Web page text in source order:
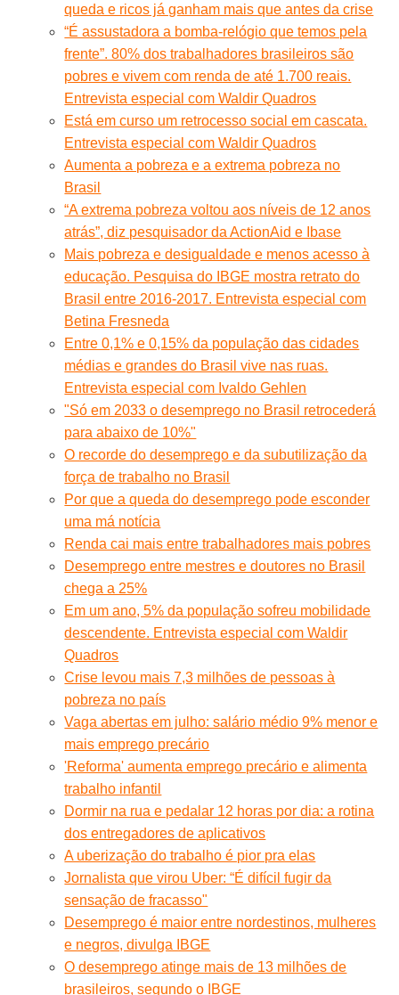
queda e ricos já ganham mais que antes da crise
“É assustadora a bomba-relógio que temos pela
frente”. 80% dos trabalhadores brasileiros são
pobres e vivem com renda de até 1.700 reais.
Entrevista especial com Waldir Quadros
Está em curso um retrocesso social em cascata.
Entrevista especial com Waldir Quadros
Aumenta a pobreza e a extrema pobreza no
Brasil
“A extrema pobreza voltou aos níveis de 12 anos
atrás”, diz pesquisador da ActionAid e Ibase
Mais pobreza e desigualdade e menos acesso à
educação. Pesquisa do IBGE mostra retrato do
Brasil entre 2016-2017. Entrevista especial com
Betina Fresneda
Entre 0,1% e 0,15% da população das cidades
médias e grandes do Brasil vive nas ruas.
Entrevista especial com Ivaldo Gehlen
"Só em 2033 o desemprego no Brasil retrocederá
para abaixo de 10%"
O recorde do desemprego e da subutilização da
força de trabalho no Brasil
Por que a queda do desemprego pode esconder
uma má notícia
Renda cai mais entre trabalhadores mais pobres
Desemprego entre mestres e doutores no Brasil
chega a 25%
Em um ano, 5% da população sofreu mobilidade
descendente. Entrevista especial com Waldir
Quadros
Crise levou mais 7,3 milhões de pessoas à
pobreza no país
Vaga abertas em julho: salário médio 9% menor e
mais emprego precário
'Reforma' aumenta emprego precário e alimenta
trabalho infantil
Dormir na rua e pedalar 12 horas por dia: a rotina
dos entregadores de aplicativos
A uberização do trabalho é pior pra elas
Jornalista que virou Uber: “É difícil fugir da
sensação de fracasso"
Desemprego é maior entre nordestinos, mulheres
e negros, divulga IBGE
O desemprego atinge mais de 13 milhões de
brasileiros, segundo o IBGE